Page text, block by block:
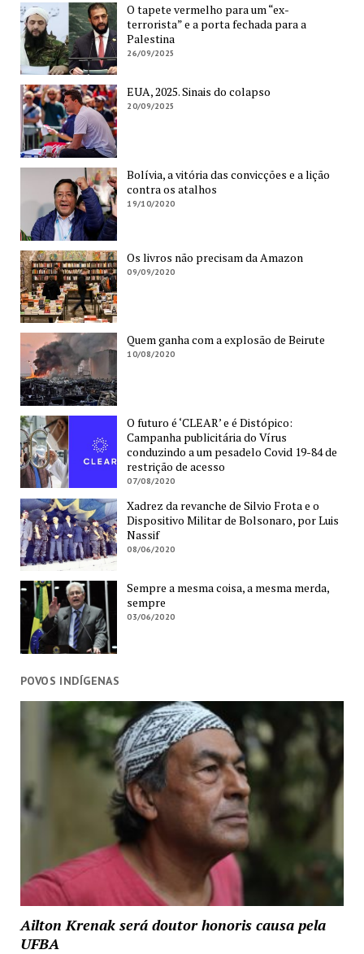
O tapete vermelho para um “ex-
terrorista” e a porta fechada para a
Palestina
26/09/2025
EUA, 2025. Sinais do colapso
20/09/2025
Bolívia, a vitória das convicções e a lição
contra os atalhos
19/10/2020
Os livros não precisam da Amazon
09/09/2020
Quem ganha com a explosão de Beirute
10/08/2020
O futuro é ‘CLEAR’ e é Distópico:
Campanha publicitária do Vírus
conduzindo a um pesadelo Covid 19-84 de
restrição de acesso
07/08/2020
Xadrez da revanche de Silvio Frota e o
Dispositivo Militar de Bolsonaro, por Luis
Nassif
08/06/2020
Sempre a mesma coisa, a mesma merda,
sempre
03/06/2020
POVOS INDÍGENAS
Ailton Krenak será doutor honoris causa pela
UFBA